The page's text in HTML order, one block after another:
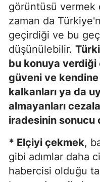
görüntüsü vermek
zaman da
geçirdiği ve bu
düşünülebilir.
bu konuya verdiği
güveni ve
kalkanları ya da
almayanları
iradesinin sonucu
* Elçiyi çekmek,
gibi adımlar daha
habercisi olduğu